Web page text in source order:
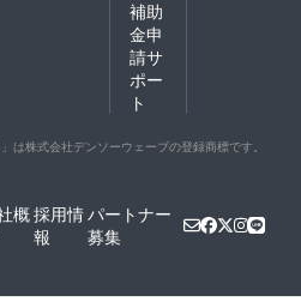
補助
金申
請サ
ポー
ト
」は株式会社デンソーウェーブの登録商標です。
概採用情
報
パートナー
募集